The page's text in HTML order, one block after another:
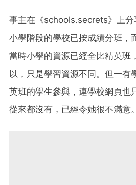
事主在《schools.secrets》上分
小學階段的學校已按成績分班，
當時小學的資源已經全比精英班
以，只是學習資源不同。但一有
英班的學生參與，連學校網頁也
從來都沒有，已經令她很不滿意。